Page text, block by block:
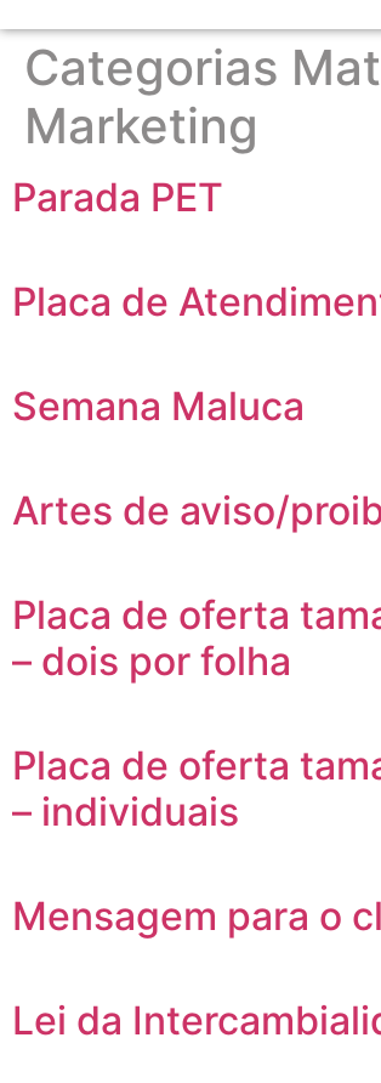
Categorias
Marketing
Parada PET
Placa de
Semana Maluca
Artes de aviso/
Placa de oferta
– dois por folha
Placa de oferta
– individuais
Mensagem para o
Lei da